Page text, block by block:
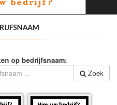
op bedrijfsnaam:
Zoek